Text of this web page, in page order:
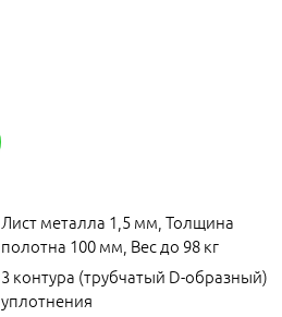
Лист металла 1,5 мм, Толщина
полотна 100 мм, Вес до 98 кг
3 контура (трубчатый D-образный)
уплотнения